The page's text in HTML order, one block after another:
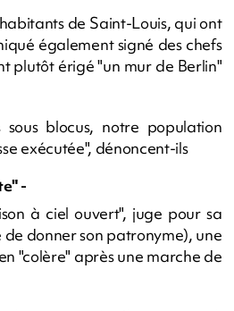
de Saint-Louis, qui ont
également signé des chefs
plutôt érigé "un mur de Berlin"
sous blocus, notre population
exécutée", dénoncent-ils
-
à ciel ouvert", juge pour sa
donner son patronyme), une
"colère" après une marche de